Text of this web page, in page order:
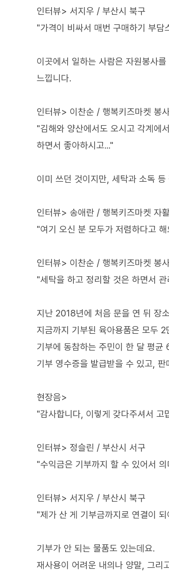
인터뷰> 서지우 / 부산시 북구
"가격이 비싸서 매번 구매하기 부
이곳에서 일하는 사람은 자원봉사
느낍니다.
인터뷰> 이찬순 / 행복키즈마켓 봉
"김해와 양산에서도 오시고 각계에
하면서 좋아하시고..."
이미 쓰던 것이지만, 세탁과 소독
인터뷰> 송애란 / 행복키즈마켓 자
"여기 오신 분 모두가 저렴하다고
인터뷰> 이찬순 / 행복키즈마켓 봉
"세탁을 하고 정리할 것은 하면서
지난 2018년에 처음 문을 연 뒤 장
지금까지 기부된 육아용품은 모두 2
기부에 동참하는 주민이 한 달 평
기부 영수증을 발급받을 수 있고,
현장음>
"감사합니다, 이렇게 갖다주셔서 고
인터뷰> 정슬린 / 부산시 서구
"수익금은 기부까지 할 수 있어서
인터뷰> 서지우 / 부산시 북구
"제가 산 게 기부금까지로 연결이
기부가 안 되는 물품도 있는데요.
재사용이 어려운 내의나 양말, 그리